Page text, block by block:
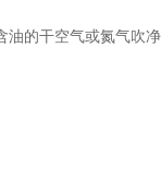
的干空气或氮气吹净